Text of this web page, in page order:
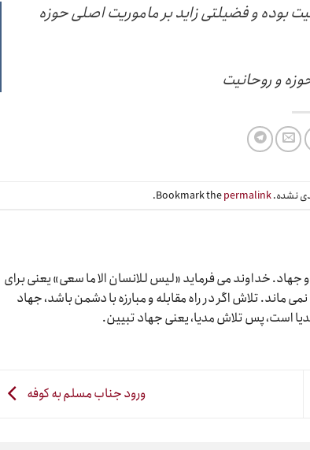
بوده و فضیلتی زاید بر ماموریت اصلی حوزه
و روحانیت
permalink
.
خداوند می فرماید «لیس للانسان الا ما سعی» یعنی برای
تلاش اگر در راه مقابله و مبارزه با دشمن باشد، جهاد
است، پس تلاش مدیا، یعنی جهاد تبیین.
ورود جناب مسلم به کوفه